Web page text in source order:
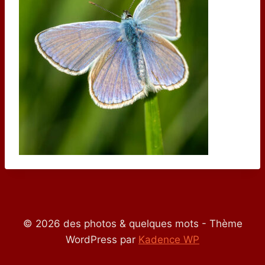
© 2026 des photos & quelques mots - Thème
WordPress par Kadence WP